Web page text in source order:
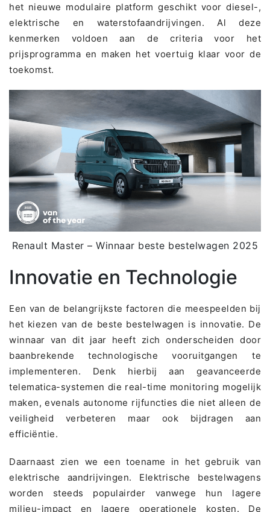
het nieuwe modulaire platform geschikt voor diesel-,
elektrische en waterstofaandrijvingen. Al deze
kenmerken voldoen aan de criteria voor het
prijsprogramma en maken het voertuig klaar voor de
toekomst.
Renault Master – Winnaar beste bestelwagen 2025
Innovatie en Technologie
Een van de belangrijkste factoren die meespeelden bij
het kiezen van de beste bestelwagen is innovatie. De
winnaar van dit jaar heeft zich onderscheiden door
baanbrekende technologische vooruitgangen te
implementeren. Denk hierbij aan geavanceerde
telematica-systemen die real-time monitoring mogelijk
maken, evenals autonome rijfuncties die niet alleen de
veiligheid verbeteren maar ook bijdragen aan
efficiëntie.
Daarnaast zien we een toename in het gebruik van
elektrische aandrijvingen. Elektrische bestelwagens
worden steeds populairder vanwege hun lagere
milieu-impact en lagere operationele kosten. De